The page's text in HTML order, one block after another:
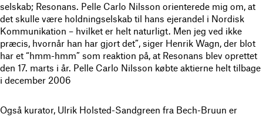
selskab; Resonans. Pelle Carlo Nilsson orienterede mig om, at
det skulle være holdningselskab til hans ejerandel i Nordisk
Kommunikation – hvilket er helt naturligt. Men jeg ved ikke
præcis, hvornår han har gjort det”, siger Henrik Wagn, der blot
har et “hmm-hmm” som reaktion på, at Resonans blev oprettet
den 17. marts i år. Pelle Carlo Nilsson købte aktierne helt tilbage
i december 2006
Også kurator, Ulrik Holsted-Sandgreen fra Bech-Bruun er